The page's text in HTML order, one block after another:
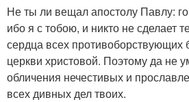
Не ты ли вещал апостолу Павлу:
ибо я с тобою, и никто не сделает
сердца всех противоборствующих
церкви христовой. Поэтому да не
обличения нечестивых и
всех дивных дел твоих.